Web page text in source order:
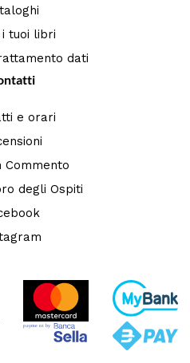
i tuoi libri
dati
e orari
Commento
degli Ospiti